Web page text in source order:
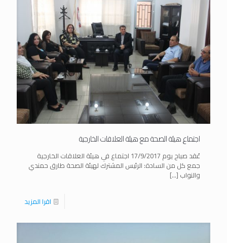
اجتماع هيئة الصحة مع هيئة العلاقات الخارجية
عُقد صباح يوم 17/9/2017 اجتماع في هيئة العلاقات الخارجية
جمع كل من السادة: الرئيس المشترك لهيئة الصحة طارق حمندي
والنواب […]
اقرا المزيد